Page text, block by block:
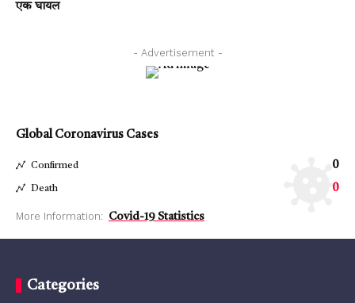
एक घायल
- Advertisement -
Global Coronavirus Cases
Confirmed 0
Death 0
More Information: Covid-19 Statistics
Categories